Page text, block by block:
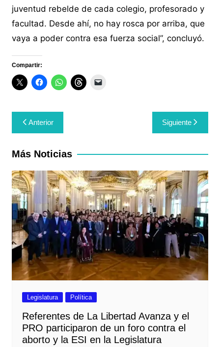
juventud rebelde de cada colegio, profesorado y
facultad. Desde ahí, no hay rosca por arriba, que
vaya a poder contra esa fuerza social”, concluyó.
Compartir:
Navegación
de
entradas
Anterior Siguiente
Más Noticias
Legislatura Política
Referentes de La Libertad Avanza y el
PRO participaron de un foro contra el
aborto y la ESI en la Legislatura